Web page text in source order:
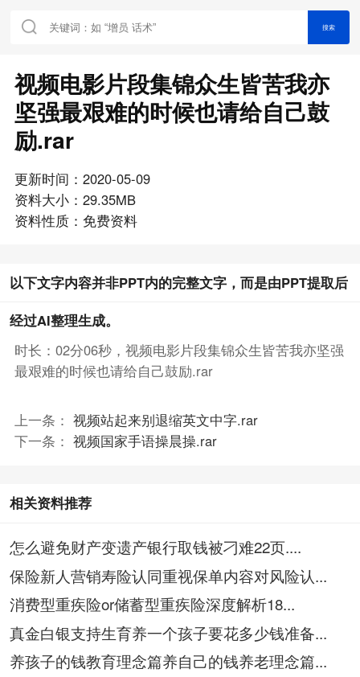
搜索
视频电影片段集锦众生皆苦我亦
坚强最艰难的时候也请给自己鼓
励.rar
更新时间：2020-05-09
资料大小：29.35MB
资料性质：免费资料
以下文字内容并非PPT内的完整文字，而是由PPT提取后
经过AI整理生成。
时长：02分06秒，视频电影片段集锦众生皆苦我亦坚强
最艰难的时候也请给自己鼓励.rar
上一条： 视频站起来别退缩英文中字.rar
下一条： 视频国家手语操晨操.rar
相关资料推荐
怎么避免财产变遗产银行取钱被刁难22页....
保险新人营销寿险认同重视保单内容对风险认...
消费型重疾险or储蓄型重疾险深度解析18...
真金白银支持生育养一个孩子要花多少钱准备...
养孩子的钱教育理念篇养自己的钱养老理念篇...